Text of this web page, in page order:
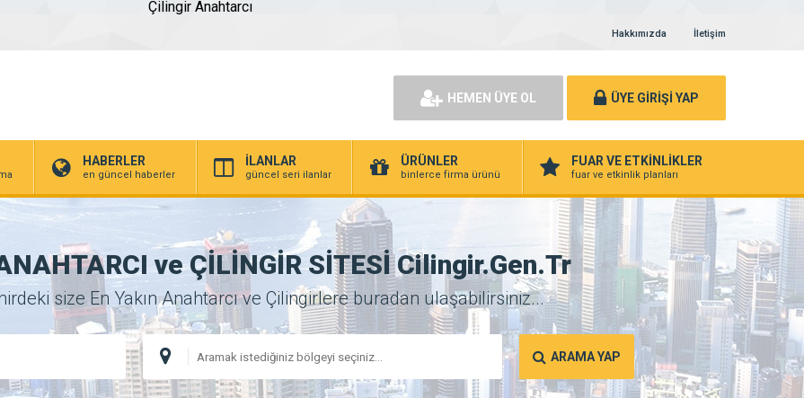
Çilingir Anahtarcı
Hakkımızda İletişim
HEMEN ÜYE OL ÜYE GİRİŞİ YAP
HABERLER
en güncel haberler
İLANLAR
güncel seri ilanlar
ÜRÜNLER
binlerce firma ürünü
FUAR VE ETKİNLİKLER
fuar ve etkinlik planları
ve ÇİLİNGİR SİTESİ Cilingir.Gen.Tr
size En Yakın Anahtarcı ve Çilingirlere buradan ulaşabilirsiniz...
ARAMA YAP